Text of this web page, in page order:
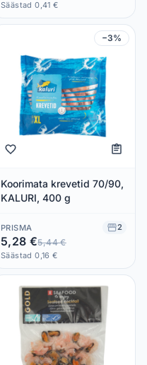
Säästad 0,41 €
−3%
Koorimata krevetid 70/90,
KALURI, 400 g
PRISMA 2
5,28 €5,44 €
Säästad 0,16 €